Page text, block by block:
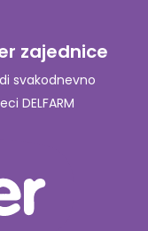
zajednice
svakodnevno
DELFARM